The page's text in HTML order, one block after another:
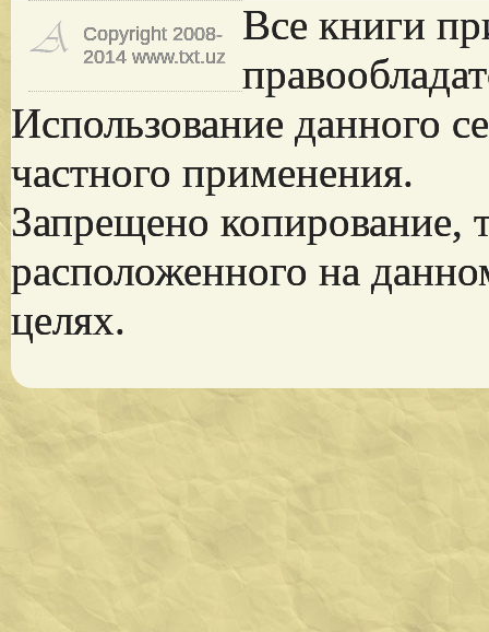
Copyright 2008-
2014 www.txt.uz
Все книги
Использование данного
частного применения.
Запрещено копирование,
расположенного на
целях.